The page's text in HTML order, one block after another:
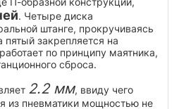
. Четыре диска
штанге, прокручиваясь
закрепляется на
по принципу маятника,
сброса.
2.2 мм, ввиду чего
из пневматики мощностью не